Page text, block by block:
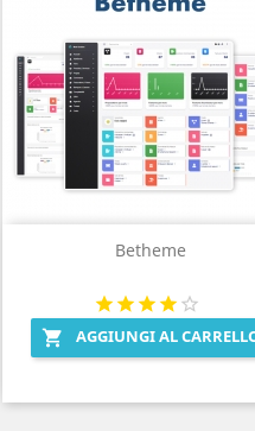
Betheme
 AGGIUNGI AL